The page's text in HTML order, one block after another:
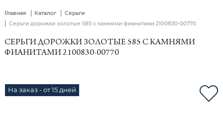
Главная | Каталог | Серьги
| Серьги дорожки золотые 585 с камнями фианитами 2100830-00770
СЕРЬГИ ДОРОЖКИ ЗОЛОТЫЕ 585 С КАМНЯМИ
ФИАНИТАМИ 2100830-00770
На заказ - от 15 дней